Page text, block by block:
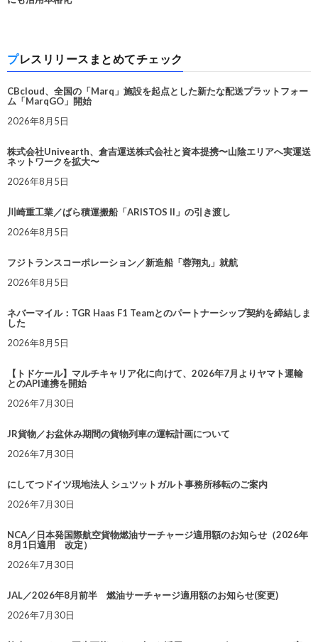
プレスリリースまとめてチェック
CBcloud、全国の「Marq」施設を起点とした新たな配送プラットフォー
ム「MarqGO」開始
2026年8月5日
株式会社Univearth、倉吉運送株式会社と資本提携〜山陰エリアへ実運送
ネットワークを拡大〜
2026年8月5日
川崎重工業／ばら積運搬船「ARISTOS II」の引き渡し
2026年8月5日
フジトランスコーポレーション／新造船「蓉翔丸」就航
2026年8月5日
ネバーマイル：TGR Haas F1 Teamとのパートナーシップ契約を締結しま
した
2026年8月5日
【トドケール】マルチキャリア化に向けて、2026年7月よりヤマト運輸
とのAPI連携を開始
2026年7月30日
JR貨物／お盆休み期間の貨物列車の運転計画について
2026年7月30日
にしてつドイツ現地法人 シュツットガルト事務所移転のご案内
2026年7月30日
NCA／日本発国際航空貨物燃油サーチャージ適用額のお知らせ（2026年
8月1日適用 改定）
2026年7月30日
JAL／2026年8月前半 燃油サーチャージ適用額のお知らせ(変更)
2026年7月30日